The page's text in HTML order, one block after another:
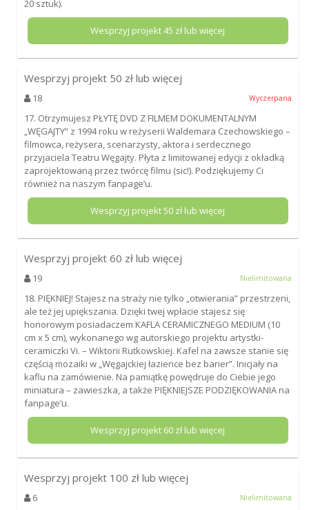
20 sztuk).
Wesprzyj projekt45 zł lub więcej
Wesprzyj projekt 50 zł lub więcej
18 Wyczerpana
17. Otrzymujesz PŁYTĘ DVD Z FILMEM DOKUMENTALNYM
„WĘGAJTY” z 1994 roku w reżyserii Waldemara Czechowskiego –
filmowca, reżysera, scenarzysty, aktora i serdecznego
przyjaciela Teatru Węgajty. Płyta z limitowanej edycji z okładką
zaprojektowaną przez twórcę filmu (sic!). Podziękujemy Ci
również na naszym fanpage’u.
Wesprzyj projekt50 zł lub więcej
Wesprzyj projekt 60 zł lub więcej
19 Nielimitowana
18. PIĘKNIEJ! Stajesz na straży nie tylko „otwierania” przestrzeni,
ale też jej upiększania. Dzięki twej wpłacie stajesz się
honorowym posiadaczem KAFLA CERAMICZNEGO MEDIUM (10
cm x 5 cm), wykonanego wg autorskiego projektu artystki-
ceramiczki Vi. – Wiktorii Rutkowskiej. Kafel na zawsze stanie się
częścią mozaiki w „Węgajckiej łazience bez barier”. Inicjały na
kaflu na zamówienie. Na pamiątkę powędruje do Ciebie jego
miniatura – zawieszka, a także PIĘKNIEJSZE PODZIĘKOWANIA na
fanpage’u.
Wesprzyj projekt 60 zł lub więcej
Wesprzyj projekt 100 zł lub więcej
6 Nielimitowana